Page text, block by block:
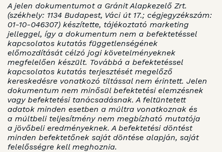
A jelen dokumentumot a Gránit Alapkezelő Zrt.
(székhely: 1134 Budapest, Váci út 17.; cégjegyzékszám:
01-10-046307) készítette, tájékoztató marketing
jelleggel, így a dokumentum nem a befektetéssel
kapcsolatos kutatás függetlenségének
előmozdítását célzó jogi követelményeknek
megfelelően készült. Továbbá a befektetéssel
kapcsolatos kutatás terjesztését megelőző
kereskedésre vonatkozó tiltással nem érintett. Jelen
dokumentum nem minősül befektetési elemzésnek
vagy befektetési tanácsadásnak. A feltüntetett
adatok minden esetben a múltra vonatkoznak és
a múltbeli teljesítmény nem megbízható mutatója
a jövőbeli eredményeknek. A befektetési döntést
minden befektetőnek saját döntése alapján, saját
felelősségre kell meghoznia.